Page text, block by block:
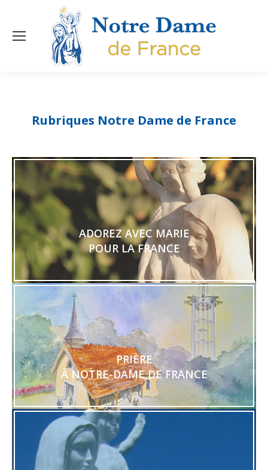
Rubriques Notre Dame de France
ADOREZ AVEC MARIE
POUR LA FRANCE
PRIÈRE
À NOTRE-DAME DE FRANCE